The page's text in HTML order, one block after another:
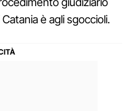
è agli sgoccioli.